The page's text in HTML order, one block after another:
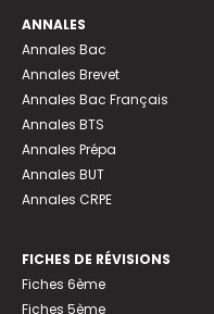
ANNALES
Annales Bac
Annales Brevet
Annales Bac Français
Annales BTS
Annales Prépa
Annales BUT
Annales CRPE
FICHES DE RÉVISIONS
Fiches 6ème
Fiches 5ème